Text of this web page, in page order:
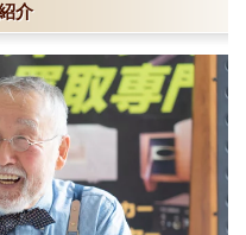
介